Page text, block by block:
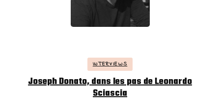
INTERVIEWS
Joseph Donato, dans les pas de Leonardo
Sciascia